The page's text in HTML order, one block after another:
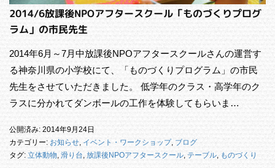
2014/6放課後NPOアフタースクール「ものづくりプログ
ラム」の市民先生
2014年6月～7月中放課後NPOアフタースクールさんの運営す
る神奈川県の小学校にて、「ものづくりプログラム」の市民
先生をさせていただきました。 低学年のクラス・高学年のク
ラスに分かれてダンボールの工作を体験してもらいま…
公開済み: 2014年9月24日
カテゴリー: お知らせ, イベント・ワークショップ, ブログ
タグ: 立体動物, 滑り台, 放課後NPOアフタースクール, テーブル, ものづくり